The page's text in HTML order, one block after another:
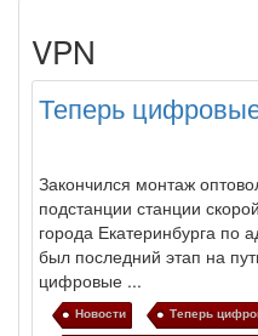
VPN
Теперь
Закончился монтаж
подстанции станции
города Екатеринбурга по
был последний этап на
цифровые ...
Новости Теперь